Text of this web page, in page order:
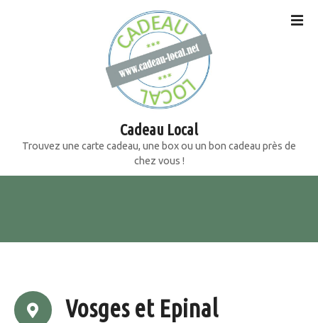
e
Cadeau Local
Trouvez une carte cadeau, une box ou un bon cadeau près de
chez vous !
Vosges et Epinal